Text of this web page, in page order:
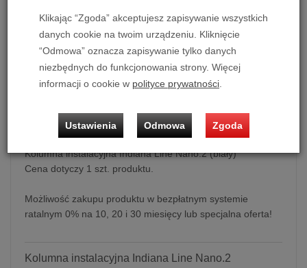
Ilość: szt.
299,00 zł
dodaj do koszyka
Kolumna instalacyjna Indiana Line Nano.2 (biały)
Cena dotyczy 1 szt. produktu.
Możliwość zakupu produktu w bezpłatnym systemie
ratalnym 0% na 10, 20 i 30 miesięcy lub specjalna oferta!
Kolumna instalacyjna Indiana Line Nano.2
Klikając “Zgoda” akceptujesz zapisywanie wszystkich
danych cookie na twoim urządzeniu. Kliknięcie
“Odmowa” oznacza zapisywanie tylko danych
niezbędnych do funkcjonowania strony. Więcej
informacji o cookie w polityce prywatności.
Ustawienia Odmowa Zgoda